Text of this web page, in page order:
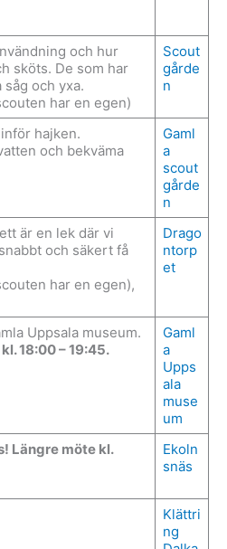
och hur
sköts. De som har
och yxa.
har en egen)
Scout
gårde
n
hajken.
och bekväma
Gaml
a
scout
gårde
n
är en lek där vi
och säkert få
har en egen),
Drago
ntorp
et
Uppsala museum.
18:00 – 19:45.
Gaml
a
Upps
ala
muse
um
Längre möte kl.
Ekoln
snäs
Klättri
ng